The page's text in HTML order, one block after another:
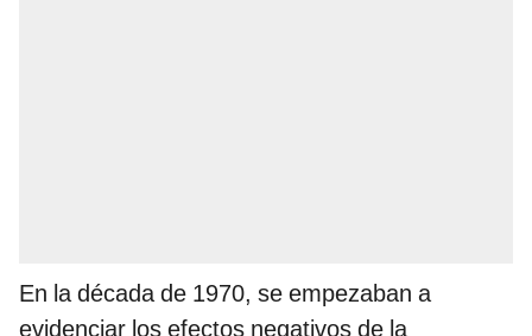
En la década de 1970, se empezaban a
evidenciar los efectos negativos de la